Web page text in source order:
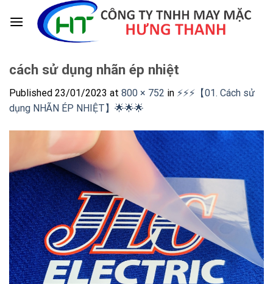
cách sử dụng nhãn ép nhiệt
Published 23/01/2023 at 800 × 752 in ⚡️⚡️⚡️【01. Cách sử
dụng NHÃN ÉP NHIỆT】🌟🌟🌟